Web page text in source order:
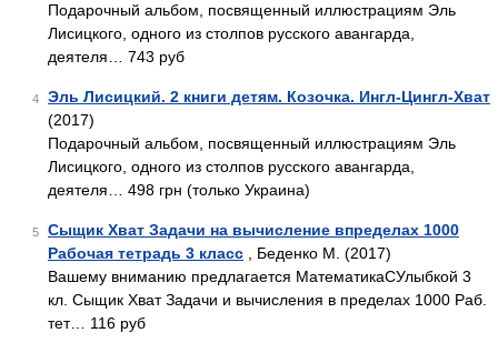
Подарочный альбом, посвященный иллюстрациям Эль
Лисицкого, одного из столпов русского авангарда,
деятеля… 743 руб
4
Эль Лисицкий. 2 книги детям. Козочка. Ингл-Цингл-Хват
(2017)
Подарочный альбом, посвященный иллюстрациям Эль
Лисицкого, одного из столпов русского авангарда,
деятеля… 498 грн (только Украина)
5
Сыщик Хват Задачи на вычисление впределах 1000
Рабочая тетрадь 3 класс , Беденко М. (2017)
Вашему вниманию предлагается МатематикаСУлыбкой 3
кл. Сыщик Хват Задачи и вычисления в пределах 1000 Раб.
тет… 116 руб